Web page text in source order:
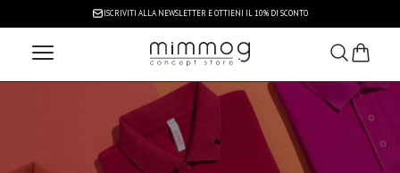
ISCRIVITI ALLA NEWSLETTER E OTTIENI IL 10% DI SCONTO